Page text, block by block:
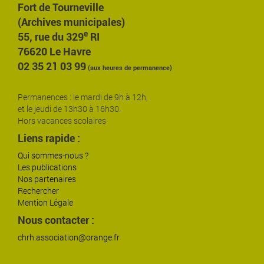
Fort de Tourneville
(Archives municipales)
55, rue du 329e RI
76620 Le Havre
02 35 21 03 99 (aux heures de permanence)
Permanences : le mardi de 9h à 12h,
et le jeudi de 13h30 à 16h30.
Hors vacances scolaires
Liens rapide :
Qui sommes-nous ?
Les publications
Nos partenaires
Rechercher
Mention Légale
Nous contacter :
chrh.association@orange.fr